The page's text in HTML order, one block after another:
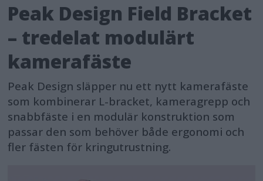
Peak Design Field Bracket
– tredelat modulärt
kamerafäste
Peak Design släpper nu ett nytt kamerafäste
som kombinerar L-bracket, kameragrepp och
snabbfäste i en modulär konstruktion som
passar den som behöver både ergonomi och
fler fästen för kringutrustning.